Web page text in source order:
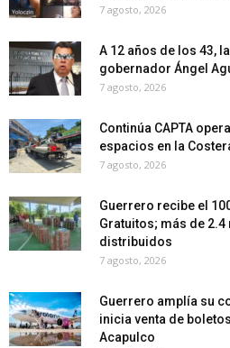
7 agosto, 2026
A 12 años de los 43,
gobernador Ángel
7 agosto, 2026
Continúa CAPTA
espacios en la
7 agosto, 2026
Guerrero recibe el
Gratuitos; más de
distribuidos
7 agosto, 2026
Guerrero amplía su
inicia venta de
Acapulco